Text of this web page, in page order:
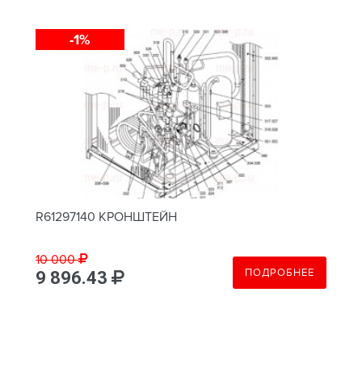
-1%
R61297140 КРОНШТЕЙН
10 000
9 896.43 ПОДРОБНЕЕ